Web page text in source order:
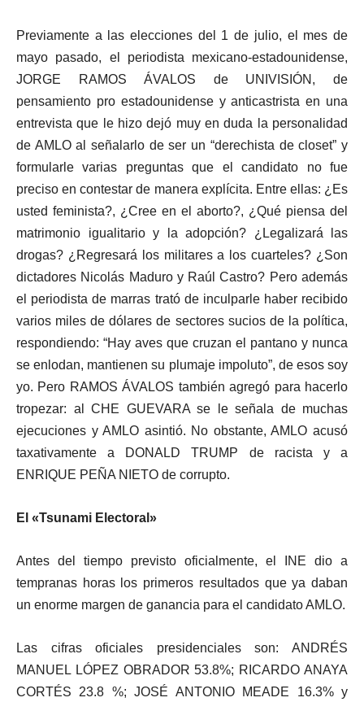
Previamente a las elecciones del 1 de julio, el mes de
mayo pasado, el periodista mexicano-estadounidense,
JORGE RAMOS ÁVALOS de UNIVISIÓN, de
pensamiento pro estadounidense y anticastrista en una
entrevista que le hizo dejó muy en duda la personalidad
de AMLO al señalarlo de ser un “derechista de closet” y
formularle varias preguntas que el candidato no fue
preciso en contestar de manera explícita. Entre ellas: ¿Es
usted feminista?, ¿Cree en el aborto?, ¿Qué piensa del
matrimonio igualitario y la adopción? ¿Legalizará las
drogas? ¿Regresará los militares a los cuarteles? ¿Son
dictadores Nicolás Maduro y Raúl Castro? Pero además
el periodista de marras trató de inculparle haber recibido
varios miles de dólares de sectores sucios de la política,
respondiendo: “Hay aves que cruzan el pantano y nunca
se enlodan, mantienen su plumaje impoluto”, de esos soy
yo. Pero RAMOS ÁVALOS también agregó para hacerlo
tropezar: al CHE GUEVARA se le señala de muchas
ejecuciones y AMLO asintió. No obstante, AMLO acusó
taxativamente a DONALD TRUMP de racista y a
ENRIQUE PEÑA NIETO de corrupto.
El «Tsunami Electoral»
Antes del tiempo previsto oficialmente, el INE dio a
tempranas horas los primeros resultados que ya daban
un enorme margen de ganancia para el candidato AMLO.
Las cifras oficiales presidenciales son: ANDRÉS
MANUEL LÓPEZ OBRADOR 53.8%; RICARDO ANAYA
CORTÉS 23.8 %; JOSÉ ANTONIO MEADE 16.3% y